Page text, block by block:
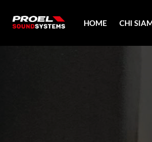
HOME CHI